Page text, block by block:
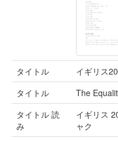
タイトル
イギリス
タイトル
The
タイトル 読
み
イギリス
ャク